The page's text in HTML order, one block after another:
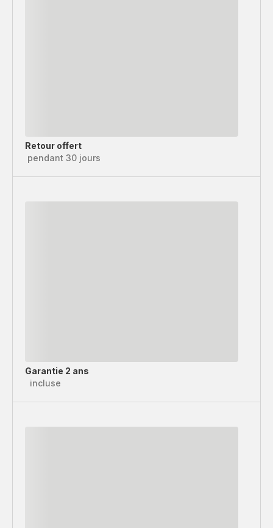
Retour offert
pendant 30 jours
Garantie 2 ans
incluse